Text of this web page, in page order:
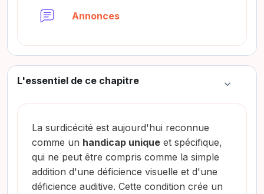
AnnoncesForo
L'essentiel de ce chapitre
Colapsar
La surdicécité est aujourd'hui reconnue
comme un handicap unique et spécifique,
qui ne peut être compris comme la simple
addition d'une déficience visuelle et d'une
déficience auditive. Cette condition crée un